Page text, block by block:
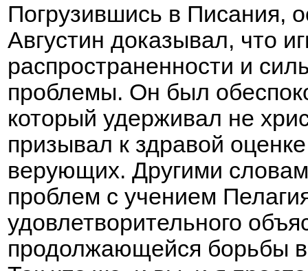
Погрузившись в Писания,
Августин доказывал, что
распространенности и
проблемы. Он был
который удерживал не
призывал к здравой
верующих. Другими
проблем с учением
удовлетворительного
продолжающейся борьбы